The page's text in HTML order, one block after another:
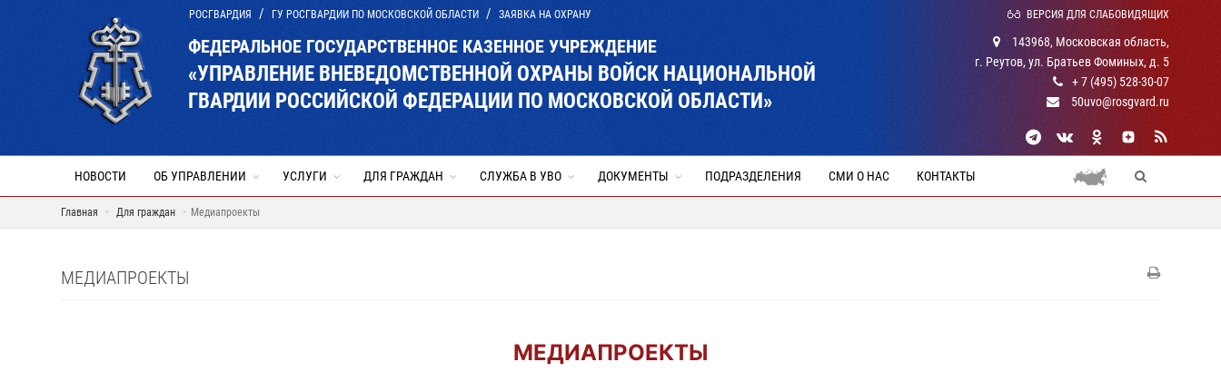
РОСГВАРДИЯ ГУ РОСГВАРДИИ ПО МОСКОВСКОЙ ОБЛАСТИ ЗАЯВКА НА ОХРАНУ ВЕРСИЯ ДЛЯ СЛАБОВИДЯЩИХ
ФЕДЕРАЛЬНОЕ ГОСУДАРСТВЕННОЕ КАЗЕННОЕ УЧРЕЖДЕНИЕ
«УПРАВЛЕНИЕ ВНЕВЕДОМСТВЕННОЙ ОХРАНЫ ВОЙСК НАЦИОНАЛЬНОЙ
ГВАРДИИ РОССИЙСКОЙ ФЕДЕРАЦИИ ПО МОСКОВСКОЙ ОБЛАСТИ»
143968, Московская область,
г. Реутов, ул. Братьев Фоминых, д. 5
+ 7 (495) 528-30-07
50uvo@rosgvard.ru
НОВОСТИ ОБ УПРАВЛЕНИИ УСЛУГИ ДЛЯ ГРАЖДАН СЛУЖБА В УВО ДОКУМЕНТЫ ПОДРАЗДЕЛЕНИЯ СМИ О НАС КОНТАКТЫ
Главная Для граждан Медиапроекты
МЕДИАПРОЕКТЫ
МЕДИАПРОЕКТЫ